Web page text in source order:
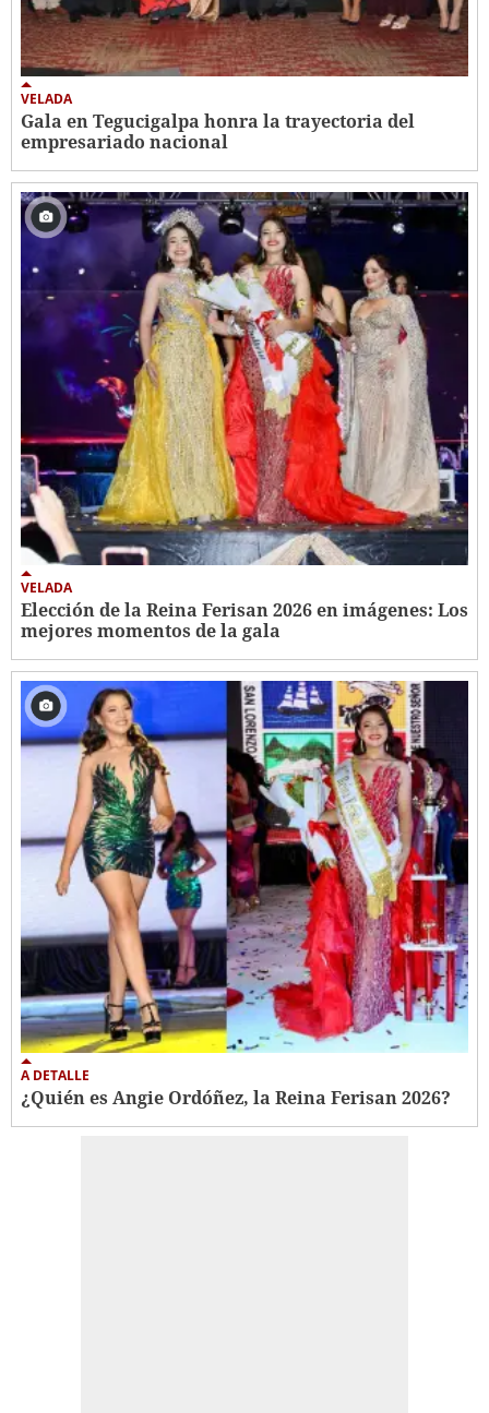
VELADA
Gala en Tegucigalpa honra la trayectoria del
empresariado nacional
VELADA
Elección de la Reina Ferisan 2026 en imágenes: Los
mejores momentos de la gala
A DETALLE
¿Quién es Angie Ordóñez, la Reina Ferisan 2026?